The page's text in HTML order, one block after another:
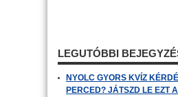
LEGUTÓBBI
NYOLC GYORS KVÍZ
PERCED? JÁTSZD LE EZT